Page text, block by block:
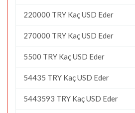
220000 TRY Kaç USD Eder
270000 TRY Kaç USD Eder
5500 TRY Kaç USD Eder
54435 TRY Kaç USD Eder
5443593 TRY Kaç USD Eder